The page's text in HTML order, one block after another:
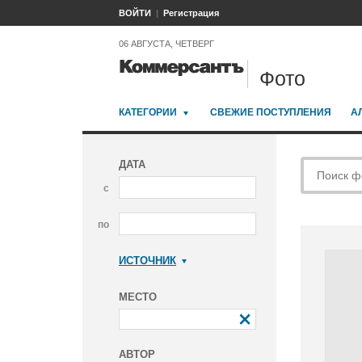
ВОЙТИ Регистрация
06 АВГУСТА, ЧЕТВЕРГ
Фото
КАТЕГОРИИ СВЕЖИЕ ПОСТУПЛЕНИЯ
ДАТА
с
по
ИСТОЧНИК
МЕСТО
АВТОР